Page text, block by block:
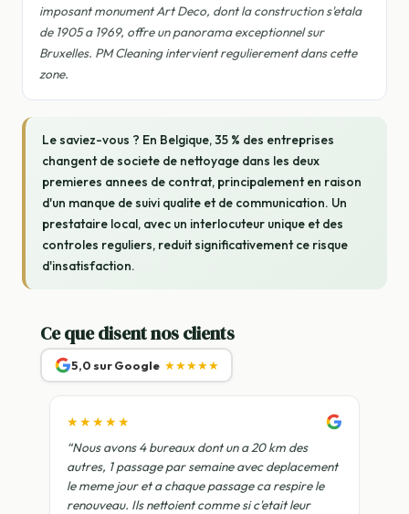
imposant monument Art Deco, dont la construction s'etala
de 1905 a 1969, offre un panorama exceptionnel sur
Bruxelles. PM Cleaning intervient regulierement dans cette
zone.
Le saviez-vous ? En Belgique, 35 % des entreprises
changent de societe de nettoyage dans les deux
premieres annees de contrat, principalement en raison
d'un manque de suivi qualite et de communication. Un
prestataire local, avec un interlocuteur unique et des
controles reguliers, reduit significativement ce risque
d'insatisfaction.
Ce que disent nos clients
5,0 sur Google ★★★★★
★★★★★
“Nous avons 4 bureaux dont un a 20 km des
autres, 1 passage par semaine avec deplacement
le meme jour et a chaque passage ca respire le
renouveau. Ils nettoient comme si c'etait leur